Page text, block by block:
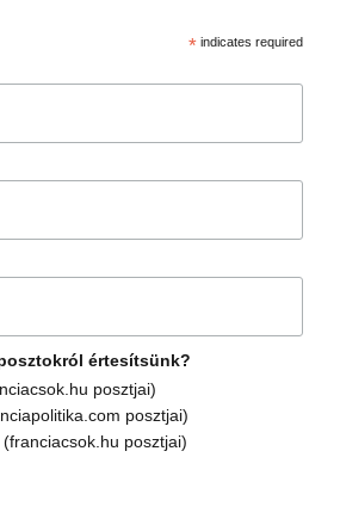
*indicates required
értesítsünk?
posztjai)
posztjai)
posztjai)